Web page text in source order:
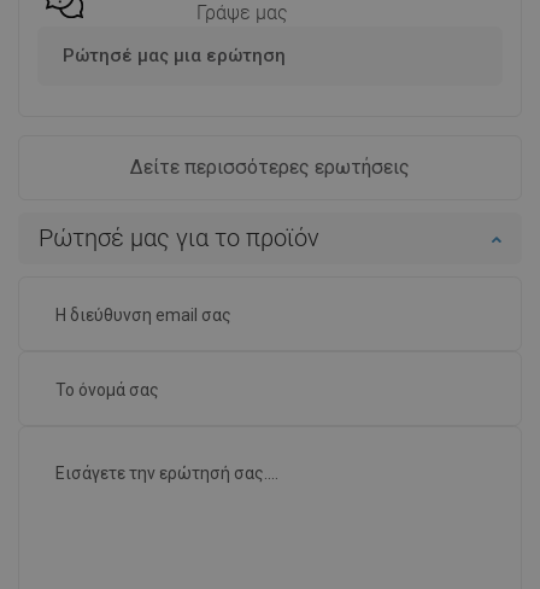
Γράψε μας
Ρώτησέ μας μια ερώτηση
Δείτε περισσότερες ερωτήσεις
Ρώτησέ μας για το προϊόν